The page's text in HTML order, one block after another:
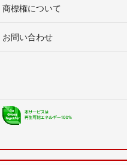
商標権について
お問い合わせ